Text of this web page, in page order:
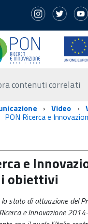
contenuti correlati
Video
PON Ricerca e
e
obiettivi
stato di attuazione del
e Innovazione